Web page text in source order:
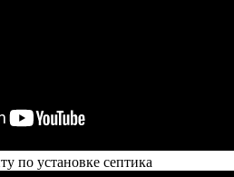
по установке септика